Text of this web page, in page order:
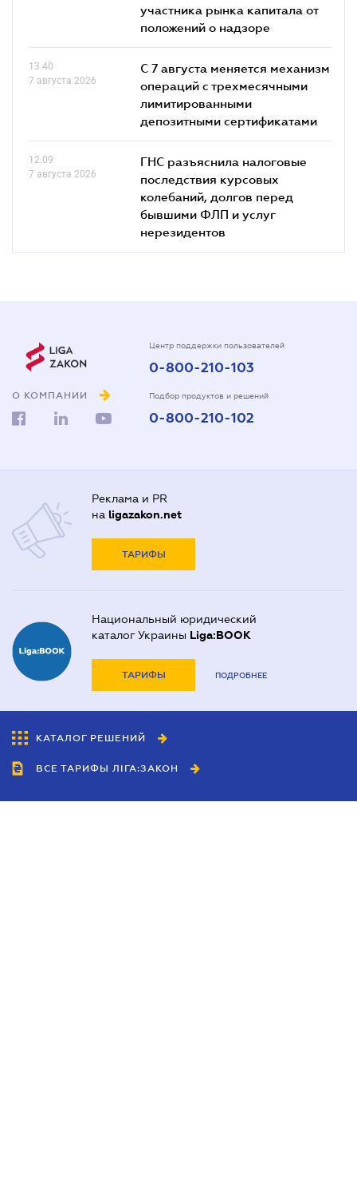
участника рынка капитала от
положений о надзоре
13.40
7 августа 2026
С 7 августа меняется механизм
операций с трехмесячными
лимитированными
депозитными сертификатами
12.09
7 августа 2026
ГНС разъяснила налоговые
последствия курсовых
колебаний, долгов перед
бывшими ФЛП и услуг
нерезидентов
О КОМПАНИИ
Центр поддержки пользователей
0-800-210-103
Подбор продуктов и решений
0-800-210-102
Реклама и PR
на ligazakon.net
ТАРИФЫ
Национальный юридический
каталог Украины Liga:BOOK
ТАРИФЫ ПОДРОБНЕЕ
КАТАЛОГ РЕШЕНИЙ
ВСЕ ТАРИФЫ ЛІГА:ЗАКОН